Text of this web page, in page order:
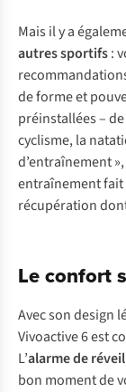
Mais il y a
autres sportifs:
de forme et
préinstallées –
cyclisme, la
d’entraînement
entraînement fait
récupération
Le confort
Avec son design
Vivoactive 6 est
L’alarme de
bon moment de